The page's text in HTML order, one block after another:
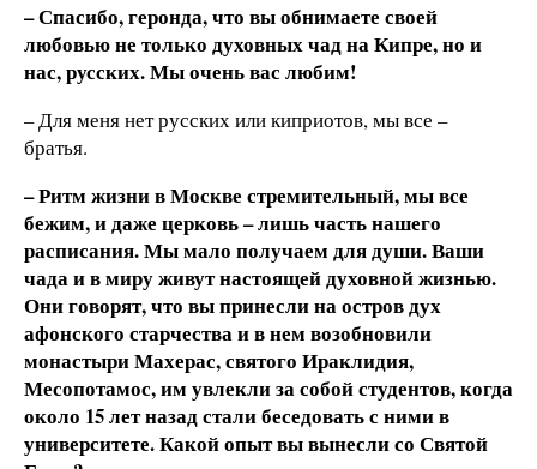
– Спасибо, геронда, что вы обнимаете своей
любовью не только духовных чад на Кипре, но и
нас, русских. Мы очень вас любим!
– Для меня нет русских или киприотов, мы все –
братья.
– Ритм жизни в Москве стремительный, мы все
бежим, и даже церковь – лишь часть нашего
расписания. Мы мало получаем для души. Ваши
чада и в миру живут настоящей духовной жизнью.
Они говорят, что вы принесли на остров дух
афонского старчества и в нем возобновили
монастыри Махерас, святого Ираклидия,
Месопотамос, им увлекли за собой студентов, когда
около 15 лет назад стали беседовать с ними в
университете. Какой опыт вы вынесли со Святой